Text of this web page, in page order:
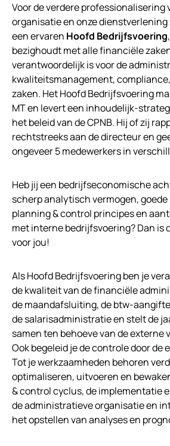
Voor de verdere professionalisering
organisatie en onze dienstverlening
een ervaren Hoofd Bedrijfsvoering
bezighoudt met alle financiële
verantwoordelijk is voor de
kwaliteitsmanagement,
zaken. Het Hoofd Bedrijfsvoering
MT en levert een inhoudelijk-
het beleid van de CPNB. Hij of zij
rechtstreeks aan de directeur en
ongeveer 5 medewerkers in
Heb jij een bedrijfseconomische
scherp analytisch vermogen, goede
planning & control principes en
met interne bedrijfsvoering? Dan is
voor jou!
Als Hoofd Bedrijfsvoering ben je
de kwaliteit van de financiële
de maandafsluiting, de btw-
de salarisadministratie en stelt de
samen ten behoeve van de externe
Ook begeleid je de controle door
Tot je werkzaamheden behoren
optimaliseren, uitvoeren en
& control cyclus, de implementatie
de administratieve organisatie en
het opstellen van analyses en